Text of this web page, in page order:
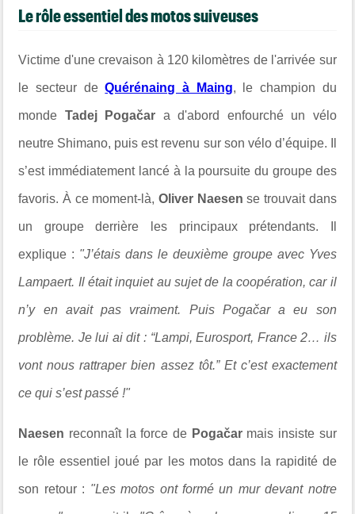
Le rôle essentiel des motos suiveuses
Victime d'une crevaison à 120 kilomètres de l'arrivée sur
le secteur deQuérénaing à Maing, le champion du
monde Tadej Pogačar a d'abord enfourché un vélo
neutre Shimano, puis est revenu sur son vélo d’équipe. Il
s’est immédiatement lancé à la poursuite du groupe des
favoris.À ce moment-là,Oliver Naesen se trouvait dans
un groupe derrière les principaux prétendants. Il
explique : "J’étais dans le deuxième groupe avec Yves
Lampaert. Il était inquiet au sujet de la coopération, car il
n’y en avait pas vraiment. Puis Pogačar a eu son
problème. Je lui ai dit : “Lampi, Eurosport, France 2… ils
vont nous rattraper bien assez tôt.” Et c’est exactement
ce qui s’est passé !"
Naesen reconnaît la force de Pogačar mais insiste sur
le rôle essentiel joué par les motos dans la rapidité de
son retour : "Les motos ont formé un mur devant notre